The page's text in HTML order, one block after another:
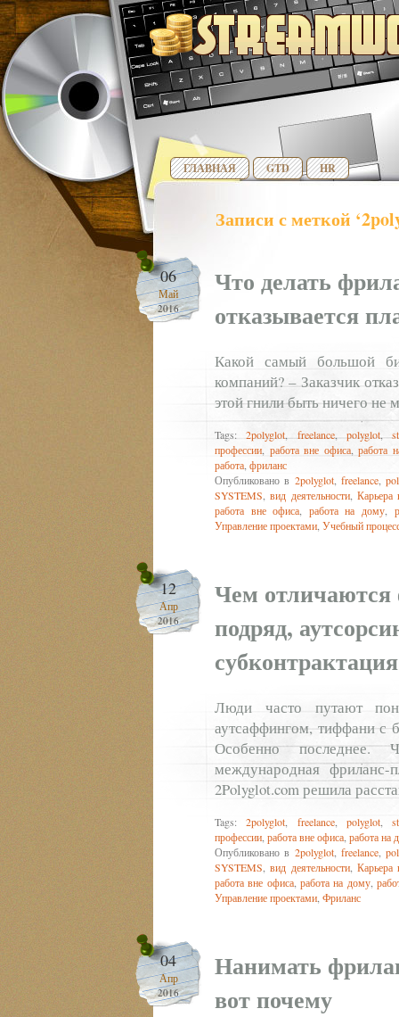
ГЛАВНАЯ GTD HR
Записи с меткой
06
Май
2016
Что делать
отказывается
Какой самый большой
компаний? – Заказчик
этой гнили быть ничего не
Tags:2polyglot, freelance, polyglot,
профессии работа вне офиса,работа
работа фриланс
Опубликовано в 2polyglot, freelance,
SYSTEMS ,вид деятельности, Карьера
работа вне офиса
работа на дому
Управление проектами Учебный
12
Апр
2016
Чем отличаются
подряд,
субконтрактация
Люди часто путают
аутсаффингом, тиффани с
Особенно последнее.
международная фриланс-
2Polyglot.com решила
Tags:2polyglot freelance, polyglot,
профессии работа вне офиса работа на
Опубликовано в 2polyglot, freelance,
SYSTEMS ,вид деятельности, Карьера
работа вне офиса, работа на дому,
Управление проектами Фриланс
04
Апр
2016
Нанимать
вот почему